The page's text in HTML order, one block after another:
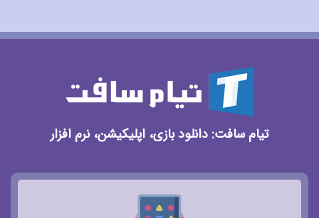
تیام سافت: دانلود بازی، اپلیکیشن، نرم افزار